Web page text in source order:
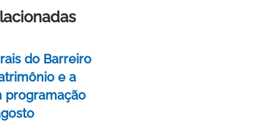
do Barreiro
e a
programação